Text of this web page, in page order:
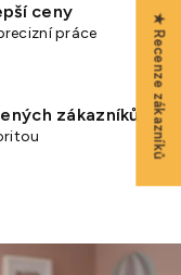
ceny
práce
zákazníků ★ Recenze zákazníků